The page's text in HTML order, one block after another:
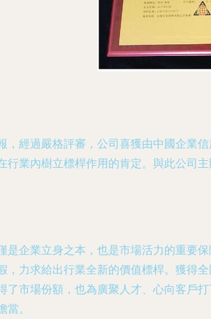
經過嚴格評審，公司喜獲由中國企業
行業內樹立標桿作用的肯定。與此公司
企業立身之本，也是市場活力的重要
力求給出行業全新的價值標桿。獲得
市場份額，也為廣聚人才、心向客戶
。